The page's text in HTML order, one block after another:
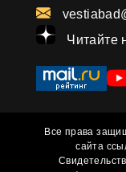
Читайте
Все права
сайта